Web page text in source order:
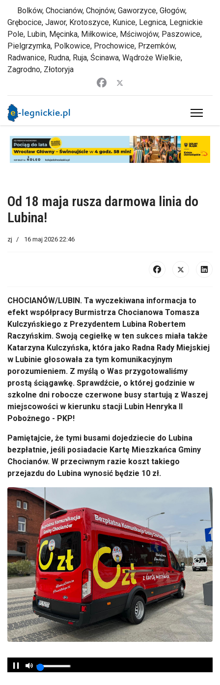
Bolków, Chocianów, Chojnów, Gaworzyce, Głogów,
Grębocice, Jawor, Krotoszyce, Kunice, Legnica, Legnickie
Pole, Lubin, Męcinka, Miłkowice, Mściwojów, Paszowice,
Pielgrzymka, Polkowice, Prochowice, Przemków,
Radwanice, Rudna, Ruja, Ścinawa, Wądroże Wielkie,
Zagrodno, Złotoryja
Od 18 maja rusza darmowa linia do
Lubina!
zj 16 maj 2026 22:46
CHOCIANÓW/LUBIN. Ta wyczekiwana informacja to
efekt współpracy Burmistrza Chocianowa Tomasza
Kulczyńskiego z Prezydentem Lubina Robertem
Raczyńskim. Swoją cegiełkę w ten sukces miała także
Katarzyna Kulczyńska, która jako Radna Rady Miejskiej
w Lubinie głosowała za tym komunikacyjnym
porozumieniem. ​Z myślą o Was przygotowaliśmy
prostą ściągawkę. Sprawdźcie, o której godzinie w
szkolne dni robocze czerwone busy startują z Waszej
miejscowości w kierunku stacji Lubin Henryka II
Pobożnego - PKP!
Pamiętajcie, że tymi busami dojedziecie do Lubina
bezpłatnie, jeśli posiadacie Kartę Mieszkańca Gminy
Chocianów. W przeciwnym razie koszt takiego
przejazdu do Lubina wynosić będzie 10 zł.